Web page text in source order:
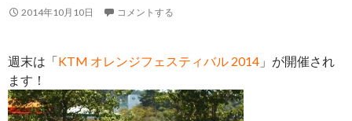
2014年10月10日 コメントする
週末は「KTM オレンジフェスティバル 2014 」が開催され
ます！